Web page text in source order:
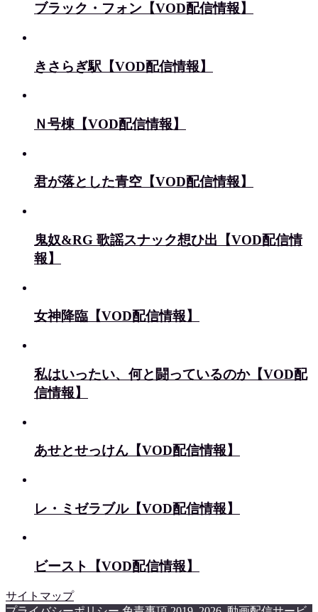
ブラック・フォン【VOD配信情報】
きさらぎ駅【VOD配信情報】
Ｎ号棟【VOD配信情報】
君が落とした青空【VOD配信情報】
鬼奴&RG 歌謡スナック想ひ出【VOD配信情
報】
女神降臨【VOD配信情報】
私はいったい、何と闘っているのか【VOD配
信情報】
あせとせっけん【VOD配信情報】
レ・ミゼラブル【VOD配信情報】
ビースト【VOD配信情報】
サイトマップ